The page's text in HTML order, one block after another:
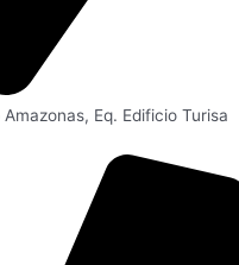
Eq. Edificio Turisa